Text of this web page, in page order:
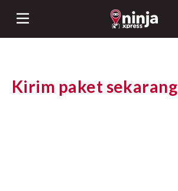
Kirim paket sekarang